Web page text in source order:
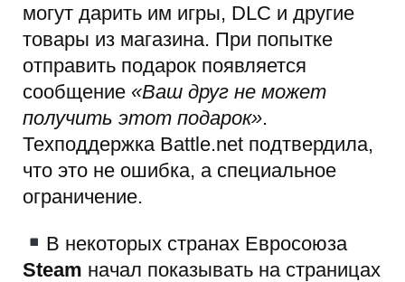
могут дарить им игры, DLC и другие
товары из магазина. При попытке
отправить подарок появляется
сообщение «Ваш друг не может
получить этот подарок».
Техподдержка Battle.net подтвердила,
что это не ошибка, а специальное
ограничение.
В некоторых странах Евросоюза
Steam начал показывать на страницах